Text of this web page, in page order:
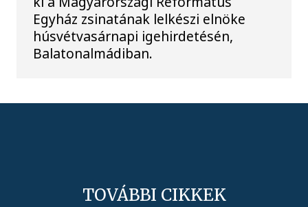
Egyház zsinatának lelkészi elnöke
húsvétvasárnapi igehirdetésén,
Balatonalmádiban.
TOVÁBBI CIKKEK